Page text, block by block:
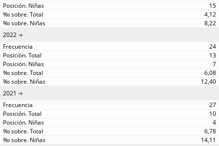
15
4,12
8,22
2022
24
13
7
6,08
12,40
2021
27
10
4
6,78
14,11